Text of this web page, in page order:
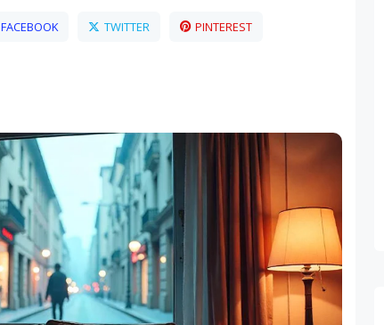
FACEBOOK TWITTER PINTEREST